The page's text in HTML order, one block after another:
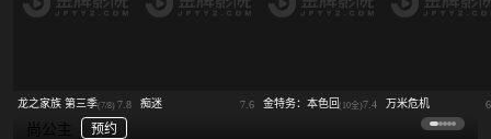
龙之家族 第三季(7/8) 7.8 痴迷 7.6 金特务：本色回归(10全)7.4 万米危机
尚公主 预约